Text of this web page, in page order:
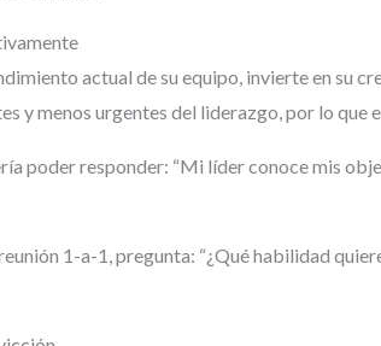
actual de su equipo, invierte en su
y menos urgentes del liderazgo, por lo que
poder responder: “Mi líder conoce mis
1-a-1, pregunta: “¿Qué habilidad